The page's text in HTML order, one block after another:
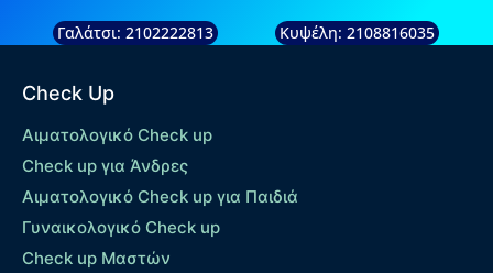
Γαλάτσι: 2102222813 Κυψέλη: 2108816035
Check Up
Αιματολογικό Check up
Check up για Άνδρες
Αιματολογικό Check up για Παιδιά
Γυναικολογικό Check up
Check up Μαστών